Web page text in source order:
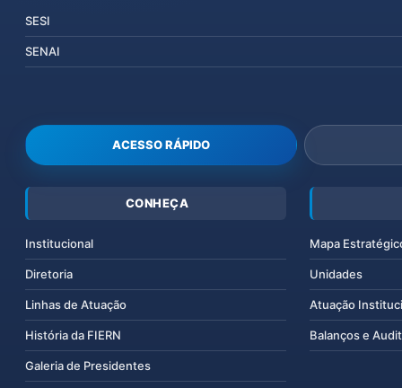
SESI
SENAI
ACESSO RÁPIDO
CONHEÇA
Institucional
Diretoria
Linhas de Atuação
História da FIERN
Galeria de Presidentes
Mapa
Unidades
Atuação
Balanços e